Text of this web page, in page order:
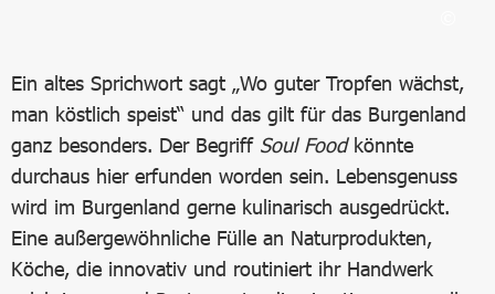
Ein altes Sprichwort sagt „Wo guter Tropfen wächst,
man köstlich speist“ und das gilt für das Burgenland
ganz besonders. Der Begriff Soul Foodkönnte
durchaus hier erfunden worden sein. Lebensgenuss
wird im Burgenland gerne kulinarisch ausgedrückt.
Eine außergewöhnliche Fülle an Naturprodukten,
Köche, die innovativ und routiniert ihr Handwerk